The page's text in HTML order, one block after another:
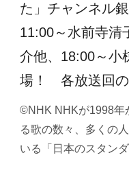
た」チャンネル
11:00～水前寺清
介他、18:00～小
場！ 各放送回の
©NHK NHKが1998年
る歌の数々、多くの
いる「日本のスタン